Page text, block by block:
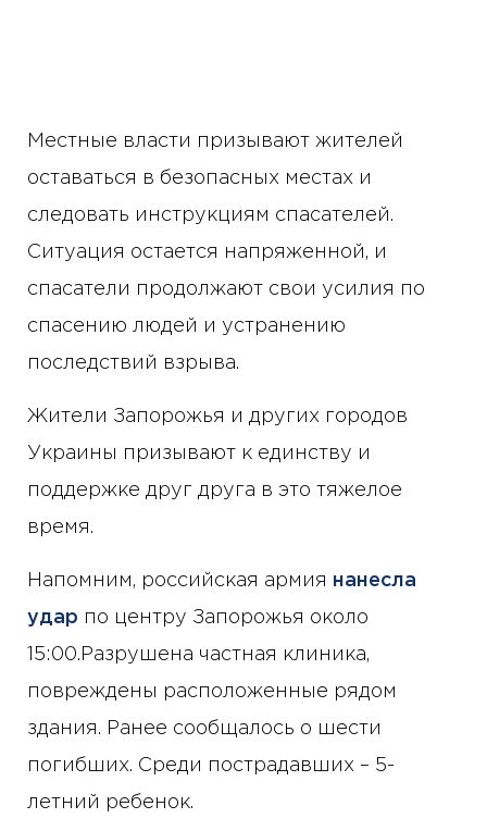
Местные власти призывают жителей
оставаться в безопасных местах и ​​
следовать инструкциям спасателей.
Ситуация остается напряженной, и
спасатели продолжают свои усилия по
спасению людей и устранению
последствий взрыва.
Жители Запорожья и других городов
Украины призывают к единству и
поддержке друг друга в это тяжелое
время.
Напомним, российская армия нанесла
удар по центру Запорожья около
15:00.Разрушена частная клиника,
повреждены расположенные рядом
здания. Ранее сообщалось о шести
погибших. Среди пострадавших – 5-
летний ребенок.